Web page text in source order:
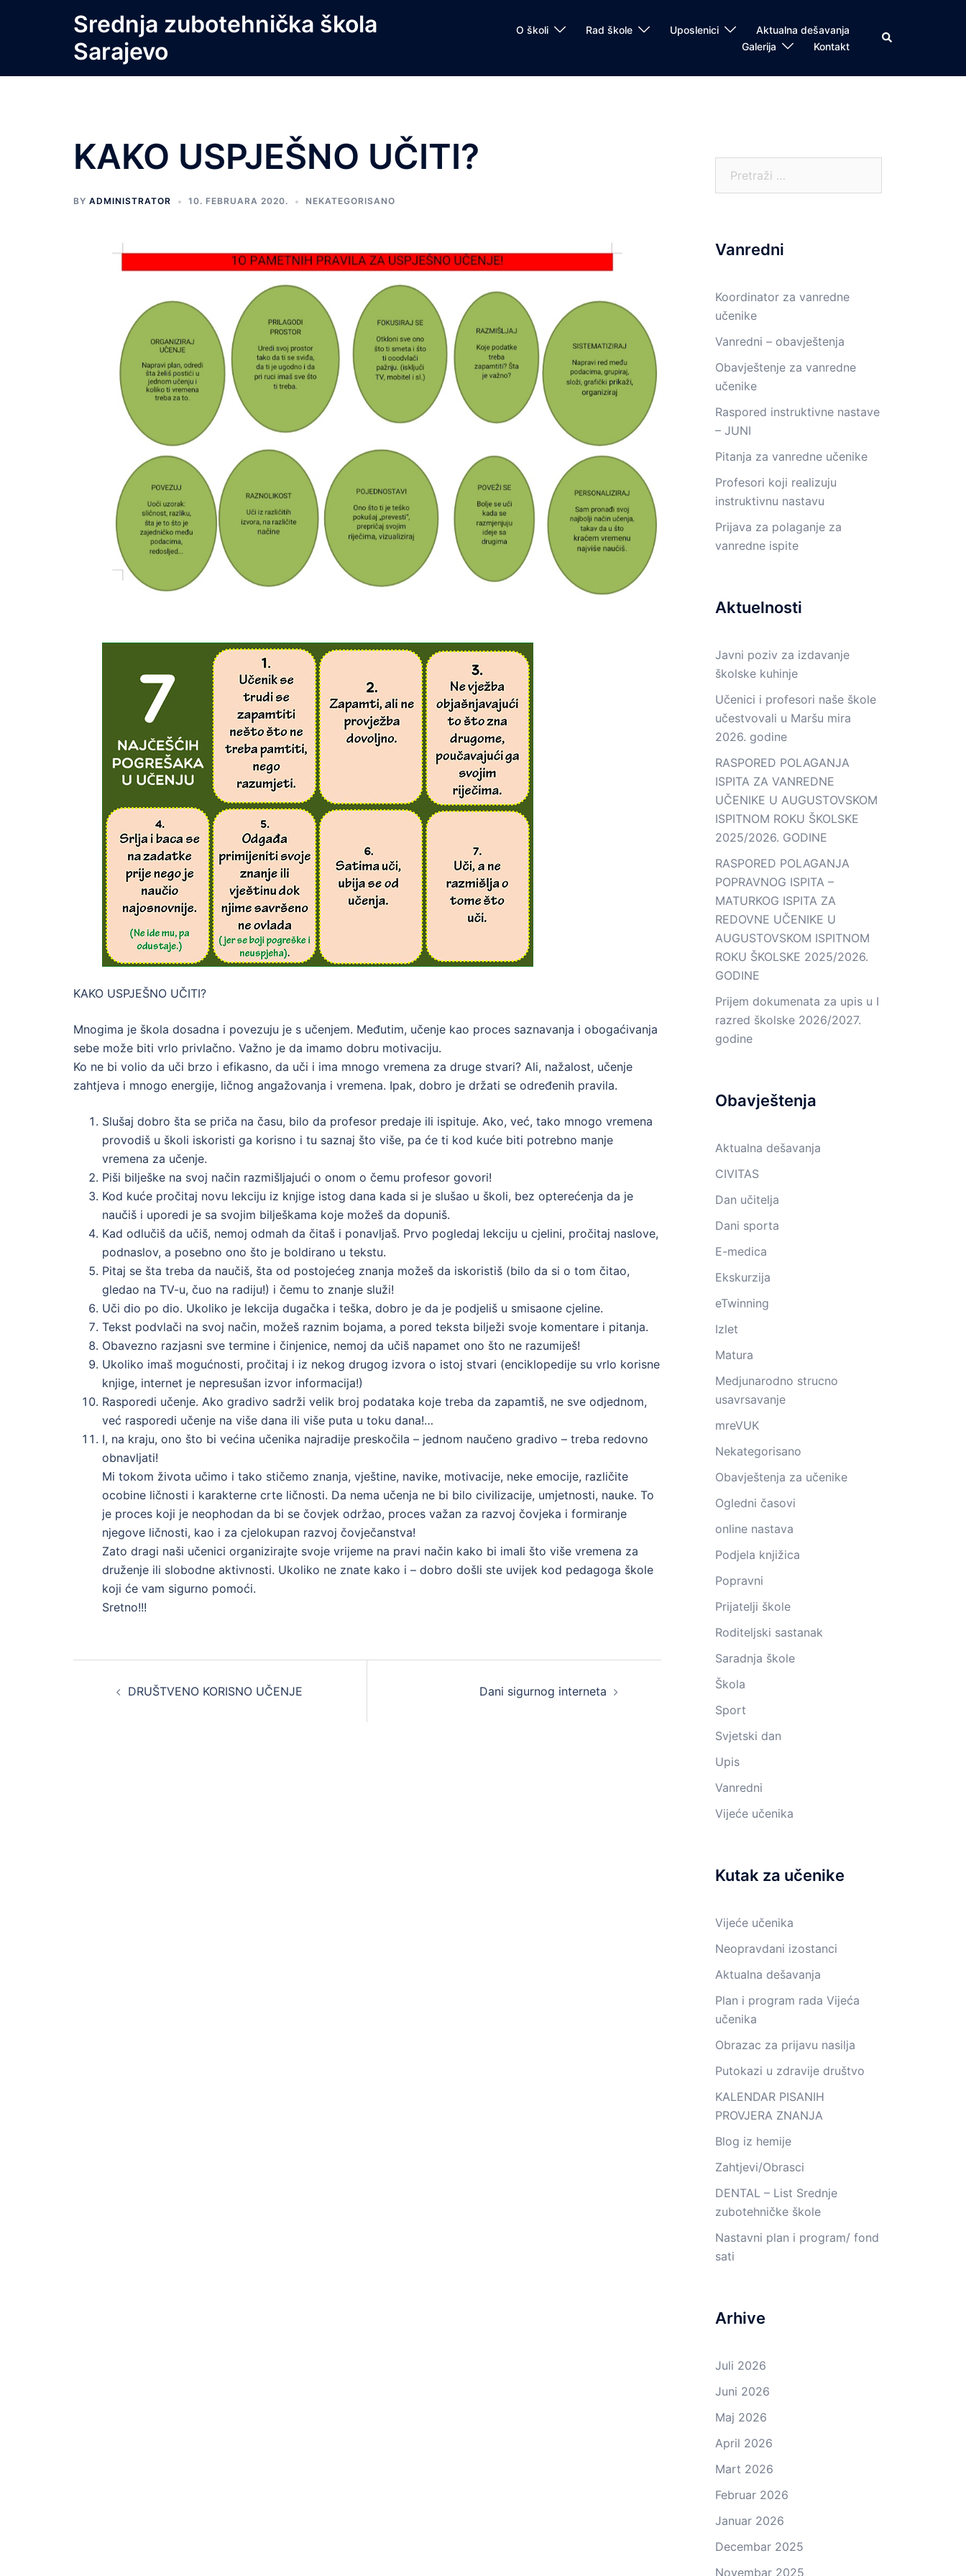
Srednja zubotehnička škola
Sarajevo
O školi Rad škole Uposlenici
Aktualna dešavanja
Galerija
Kontakt
Search
KAKO USPJEŠNO UČITI?
BY ADMINISTRATOR 10. FEBRUARA 2020. NEKATEGORISANO
KAKO USPJEŠNO UČITI?
Mnogima je škola dosadna i povezuju je s učenjem. Međutim, učenje kao proces saznavanja i obogaćivanja
sebe može biti vrlo privlačno. Važno je da imamo dobru motivaciju.
Ko ne bi volio da uči brzo i efikasno, da uči i ima mnogo vremena za druge stvari? Ali, nažalost, učenje
zahtjeva i mnogo energije, ličnog angažovanja i vremena. Ipak, dobro je držati se određenih pravila.
Slušaj dobro šta se priča na času, bilo da profesor predaje ili ispituje. Ako, već, tako mnogo vremena
provodiš u školi iskoristi ga korisno i tu saznaj što više, pa će ti kod kuće biti potrebno manje
vremena za učenje.
Piši bilješke na svoj način razmišljajući o onom o čemu profesor govori!
Kod kuće pročitaj novu lekciju iz knjige istog dana kada si je slušao u školi, bez opterećenja da je
naučiš i uporedi je sa svojim bilješkama koje možeš da dopuniš.
Kad odlučiš da učiš, nemoj odmah da čitaš i ponavljaš. Prvo pogledaj lekciju u cjelini, pročitaj naslove,
podnaslov, a posebno ono što je boldirano u tekstu.
Pitaj se šta treba da naučiš, šta od postojećeg znanja možeš da iskoristiš (bilo da si o tom čitao,
gledao na TV-u, čuo na radiju!) i čemu to znanje služi!
Uči dio po dio. Ukoliko je lekcija dugačka i teška, dobro je da je podjeliš u smisaone cjeline.
Tekst podvlači na svoj način, možeš raznim bojama, a pored teksta bilježi svoje komentare i pitanja.
Obavezno razjasni sve termine i činjenice, nemoj da učiš napamet ono što ne razumiješ!
Ukoliko imaš mogućnosti, pročitaj i iz nekog drugog izvora o istoj stvari (enciklopedije su vrlo korisne
knjige, internet je nepresušan izvor informacija!)
Rasporedi učenje. Ako gradivo sadrži velik broj podataka koje treba da zapamtiš, ne sve odjednom,
već rasporedi učenje na više dana ili više puta u toku dana!…
I, na kraju, ono što bi većina učenika najradije preskočila – jednom naučeno gradivo – treba redovno
obnavljati!
Mi tokom života učimo i tako stičemo znanja, vještine, navike, motivacije, neke emocije, različite
ocobine ličnosti i karakterne crte ličnosti. Da nema učenja ne bi bilo civilizacije, umjetnosti, nauke. To
je proces koji je neophodan da bi se čovjek održao, proces važan za razvoj čovjeka i formiranje
njegove ličnosti, kao i za cjelokupan razvoj čovječanstva!
Zato dragi naši učenici organizirajte svoje vrijeme na pravi način kako bi imali što više vremena za
druženje ili slobodne aktivnosti. Ukoliko ne znate kako i – dobro došli ste uvijek kod pedagoga škole
koji će vam sigurno pomoći.
Sretno!!!
navigation
DRUŠTVENO KORISNO UČENJE Dani sigurnog interneta
Vanredni
Koordinator za vanredne
učenike
Vanredni – obavještenja
Obavještenje za vanredne
učenike
Raspored instruktivne nastave
– JUNI
Pitanja za vanredne učenike
Profesori koji realizuju
instruktivnu nastavu
Prijava za polaganje za
vanredne ispite
Aktuelnosti
Javni poziv za izdavanje
školske kuhinje
Učenici i profesori naše škole
učestvovali u Maršu mira
2026. godine
RASPORED POLAGANJA
ISPITA ZA VANREDNE
UČENIKE U AUGUSTOVSKOM
ISPITNOM ROKU ŠKOLSKE
2025/2026. GODINE
RASPORED POLAGANJA
POPRAVNOG ISPITA –
MATURKOG ISPITA ZA
REDOVNE UČENIKE U
AUGUSTOVSKOM ISPITNOM
ROKU ŠKOLSKE 2025/2026.
GODINE
Prijem dokumenata za upis u I
razred školske 2026/2027.
godine
Obavještenja
Aktualna dešavanja
CIVITAS
Dan učitelja
Dani sporta
E-medica
Ekskurzija
eTwinning
Izlet
Matura
Medjunarodno strucno
usavrsavanje
mreVUK
Nekategorisano
Obavještenja za učenike
Ogledni časovi
online nastava
Podjela knjižica
Popravni
Prijatelji škole
Roditeljski sastanak
Saradnja škole
Škola
Sport
Svjetski dan
Upis
Vanredni
Vijeće učenika
Kutak za učenike
Vijeće učenika
Neopravdani izostanci
Aktualna dešavanja
Plan i program rada Vijeća
učenika
Obrazac za prijavu nasilja
Putokazi u zdravije društvo
KALENDAR PISANIH
PROVJERA ZNANJA
Blog iz hemije
Zahtjevi/Obrasci
DENTAL – List Srednje
zubotehničke škole
Nastavni plan i program/ fond
sati
Arhive
Juli 2026
Juni 2026
Maj 2026
April 2026
Mart 2026
Februar 2026
Januar 2026
Decembar 2025
Novembar 2025